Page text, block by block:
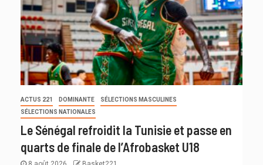
ACTUS 221 DOMINANTE
SÉLECTIONS MASCULINES
SÉLECTIONS NATIONALES
Le Sénégal refroidit la Tunisie et passe en
quarts de finale de l’Afrobasket U18